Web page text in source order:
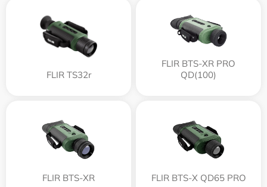
FLIR TS32r
FLIR BTS-XR PRO
QD(100)
FLIR BTS-XR FLIR BTS-X QD65 PRO